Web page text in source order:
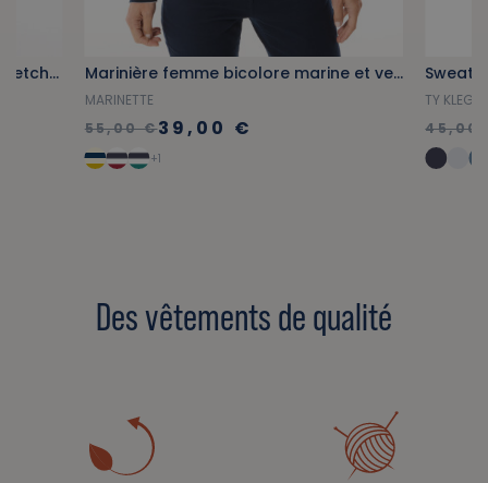
Pantalon taille haute en coton stretch vert kaki Marinière femme bicolore marine et vert
MARINETTE
55,00 €39,00 €
+1
TY
45,00
Des vêtements de qualité